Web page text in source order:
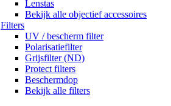
Lenstas
Bekijk alle objectief accessoires
Filters
UV / bescherm filter
Polarisatiefilter
Grijsfilter (ND)
Protect filters
Beschermdop
Bekijk alle filters